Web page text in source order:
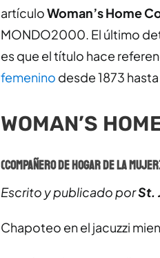
artículoWoman’s Home
MONDO2000. El último
es que el título hace
femenino desde 1873 hasta
WOMAN’S
(Compañero de Hogar de la
Escrito y publicado porSt.
Chapoteo en el jacuzzi